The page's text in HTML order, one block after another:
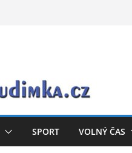
SPORT VOLNÝ ČAS